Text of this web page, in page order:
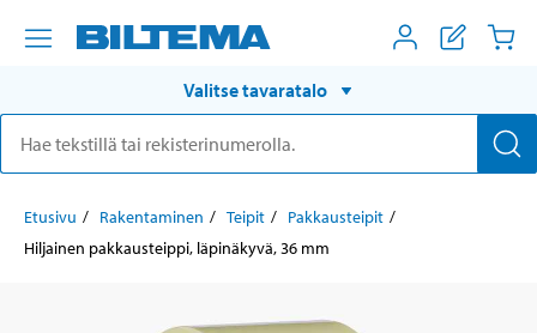
Valitse tavaratalo
Etusivu Rakentaminen Teipit
Pakkausteipit
Hiljainen pakkausteippi, läpinäkyvä, 36 mm